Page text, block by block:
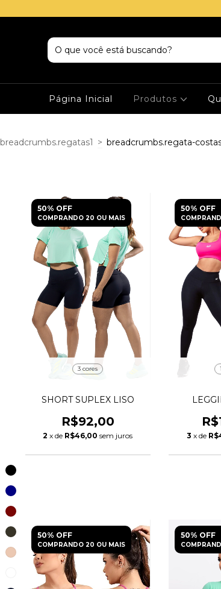
Página Inicial Produtos
breadcrumbs.regatas1 > breadcrumbs.regata-
50% OFF
COMPRANDO 20 OU MAIS
3 cores
SHORT SUPLEX LISO
R$92,00
2 x de R$46,00 sem juros
50% OFF
3 x de
50% OFF
COMPRANDO 20 OU MAIS
50% OFF